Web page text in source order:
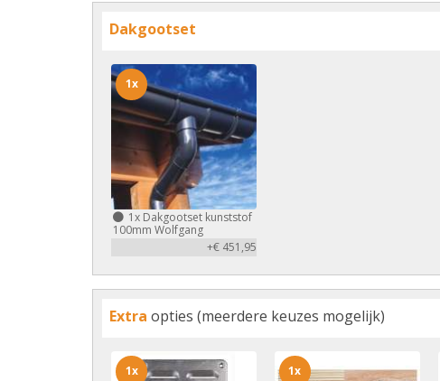
Dakgootset
1x Dakgootset kunststof
100mm Wolfgang
+€ 451,95
1x
Extra opties (meerdere keuzes mogelijk)
1x 1x